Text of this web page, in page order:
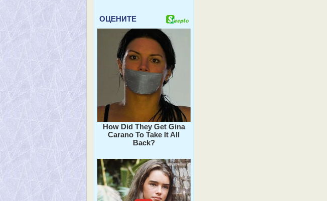
ОЦЕНИТЕ
How Did They Get Gina
Carano To Take It All
Back?